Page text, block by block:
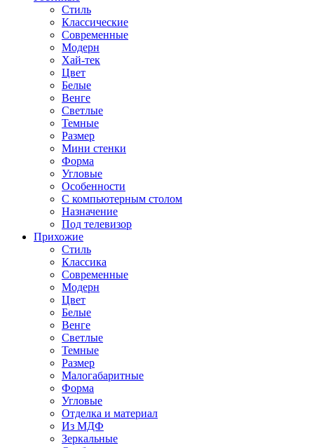
Стиль
Классические
Современные
Модерн
Хай-тек
Цвет
Белые
Венге
Светлые
Темные
Размер
Мини стенки
Форма
Угловые
Особенности
С компьютерным столом
Назначение
Под телевизор
Прихожие
Стиль
Классика
Современные
Модерн
Цвет
Белые
Венге
Светлые
Темные
Размер
Малогабаритные
Форма
Угловые
Отделка и материал
Из МДФ
Зеркальные